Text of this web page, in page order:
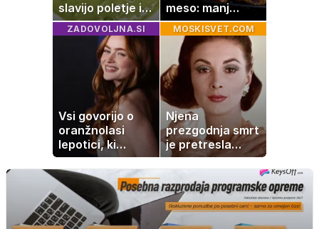
slavijo poletje in
tradicijo
meso: manj
maščobe, več
svežine
ZADOVOLJNA.SI
Vsi govorijo o
oranžnolasi
lepotici, ki
navdušuje s
skrivnostno
vlogo
MOSKISVET.COM
Njena
prezgodnja smrt
je pretresla
modni svet: za
slavo se je
skrivala
tragedija